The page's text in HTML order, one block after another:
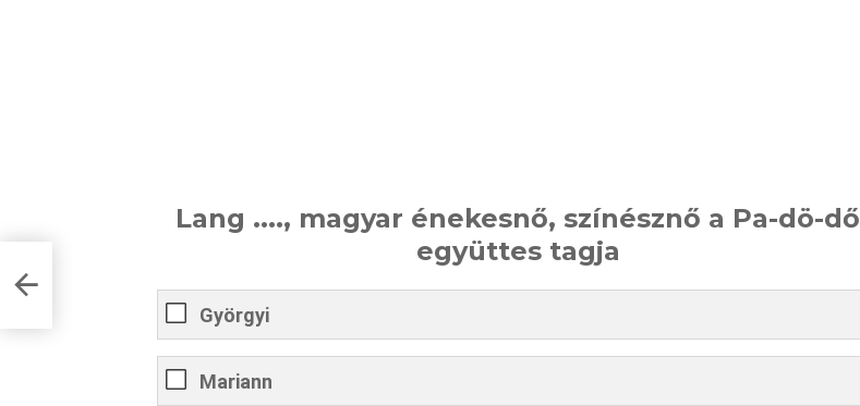
Lang ...., magyar énekesnő, színésznő a Pa-dö-dő
együttes tagja
Györgyi
Mariann